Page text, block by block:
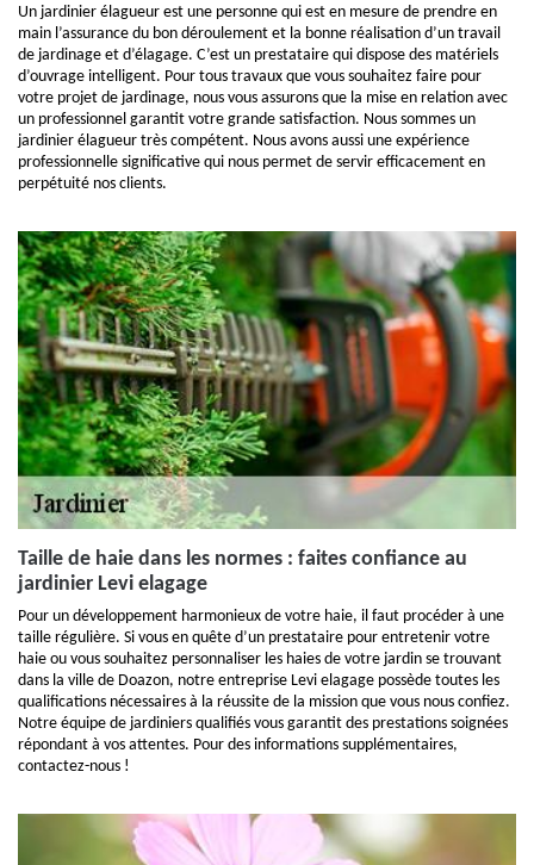
Un jardinier élagueur est une personne qui est en mesure de prendre en
main l’assurance du bon déroulement et la bonne réalisation d’un travail
de jardinage et d’élagage. C’est un prestataire qui dispose des matériels
d’ouvrage intelligent. Pour tous travaux que vous souhaitez faire pour
votre projet de jardinage, nous vous assurons que la mise en relation avec
un professionnel garantit votre grande satisfaction. Nous sommes un
jardinier élagueur très compétent. Nous avons aussi une expérience
professionnelle significative qui nous permet de servir efficacement en
perpétuité nos clients.
Taille de haie dans les normes : faites confiance au
jardinier Levi elagage
Pour un développement harmonieux de votre haie, il faut procéder à une
taille régulière. Si vous en quête d’un prestataire pour entretenir votre
haie ou vous souhaitez personnaliser les haies de votre jardin se trouvant
dans la ville de Doazon, notre entreprise Levi elagage possède toutes les
qualifications nécessaires à la réussite de la mission que vous nous confiez.
Notre équipe de jardiniers qualifiés vous garantit des prestations soignées
répondant à vos attentes. Pour des informations supplémentaires,
contactez-nous !